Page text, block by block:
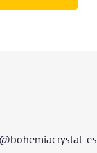
@bohemiacrystal-es